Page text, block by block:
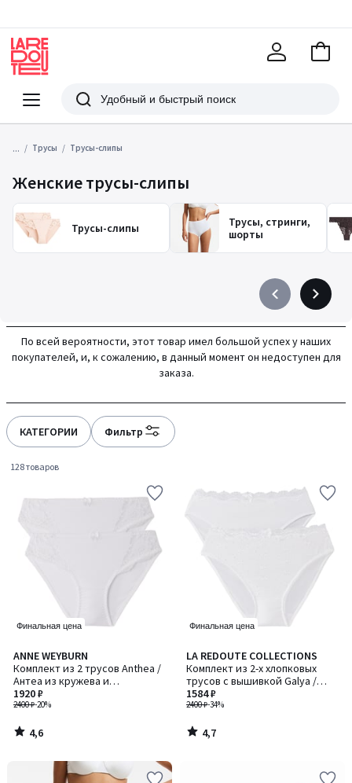
Меню
Redoute
Поиск
В
... Трусы Трусы-слипы
Женские трусы-слипы
Трусы-слипы
Трусы, стринги,
шорты
Précédent
à
gauche
Suivant
à
droite
По всей вероятности, этот товар имел большой успех у наших
покупателей, и, к сожалению, в данный момент он недоступен для
заказа.
КАТЕГОРИИ Фильтр
128 товаров
Финальная цена
ANNE WEYBURN
Комплект из 2 трусов Anthea /
Антеа из кружева и
микрофибры
2400 ₽-20%
1920 ₽
4,6
/ 5
4,6
/
Финальная цена
LA REDOUTE COLLECTIONS
Комплект из 2-х хлопковых
трусов с вышивкой Galya /
Галья
2400 ₽-34%
1584 ₽
4,7
/ 5
4,7
/